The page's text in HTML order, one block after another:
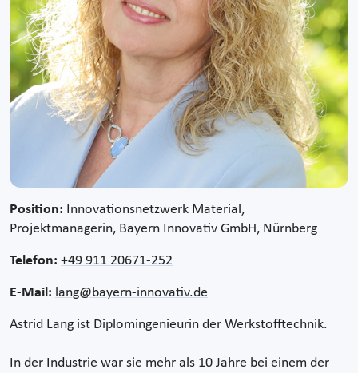
Position: Innovationsnetzwerk Material,
Projektmanagerin, Bayern Innovativ GmbH, Nürnberg
Telefon: +49 911 20671-252
E-Mail: lang@bayern-innovativ.de
Astrid Lang ist Diplomingenieurin der Werkstofftechnik.
In der Industrie war sie mehr als 10 Jahre bei einem der